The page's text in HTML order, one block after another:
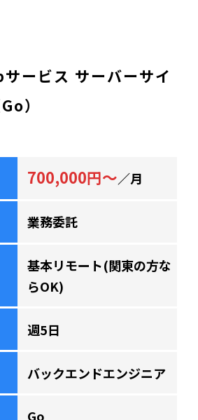
ービス サーバーサイ
）
700,000円～／月
業務委託
基本リモート(関東の方な
らOK)
週5日
バックエンドエンジニア
Go